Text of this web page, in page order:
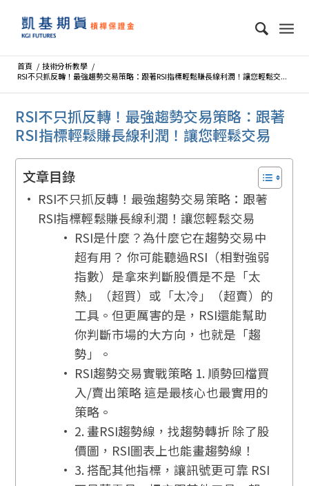
首頁 / 技術分析教學 /
RSI不只抓反轉！最強趨勢交易策略：跟著RSI指標輕鬆賺長線利潤！讓您輕鬆交...
RSI不只抓反轉！最強趨勢交易策略：跟著
RSI指標輕鬆賺長線利潤！讓您輕鬆交易
文章目錄
RSI不只抓反轉！最強趨勢交易策略：跟著
RSI指標輕鬆賺長線利潤！讓您輕鬆交易
RSI是什麼？為什麼它在趨勢交易中
超有用？ 你可能聽過RSI（相對強弱
指數）是拿來判斷股價是不是「太
熱」（超買）或「太冷」（超賣）的
工具。但更厲害的是，RSI還能幫助
你判斷市場的大方向，也就是「趨
勢」。
RSI趨勢交易實戰策略 1. 順勢回檔買
入/賣出策略 這是最核心也最實用的
策略。
2. 畫RSI趨勢線，找趨勢轉折 除了股
價圖，RSI圖表上也能畫趨勢線！
3. 搭配其他指標，讓訊號更可靠 RSI